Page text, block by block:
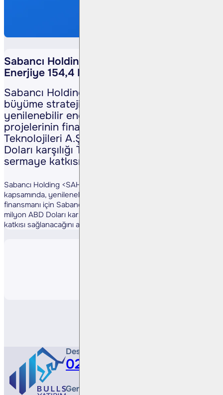
Sabancı Holding’den Yenilenebilir
Enerjiye 154,4 Milyon Dolarlık Katkı
Sabancı Holding <SAHOL TI>, yurt dışı
büyüme stratejisi kapsamında,
yenilenebilir enerji ve diğer yatırım
projelerinin finansmanı için Sabancı İklim
Teknolojileri A.Ş.’ye 154,4 milyon ABD
Doları karşılığı Türk Lirası’na kadar
sermaye katkısı sağlanacağını açıkladı.
Sabancı Holding <SAHOL TI>, yurt dışı büyüme stratejisi
kapsamında, yenilenebilir enerji ve diğer yatırım projelerinin
finansmanı için Sabancı İklim Teknolojileri A.Ş.’ye 154,4
milyon ABD Doları karşılığı Türk Lirası’na kadar sermaye
katkısı sağlanacağını açıkladı.
Destek Hattı
0212 410 0500
Genel Müdürlük